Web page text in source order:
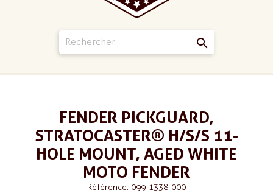

FENDER PICKGUARD,
STRATOCASTER® H/S/S 11-
HOLE MOUNT, AGED WHITE
MOTO FENDER
Référence: 099-1338-000